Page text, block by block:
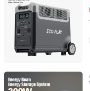
Guangdong, China
Guangdong Alltop